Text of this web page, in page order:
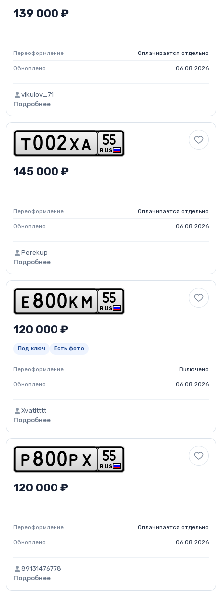
139 000 ₽
Переоформление Оплачивается отдельно
Обновлено 06.08.2026
vikulov_71
Подробнее
t 0 0 2 x a RUS
55
145 000 ₽
Переоформление Оплачивается отдельно
Обновлено 06.08.2026
Perekup
Подробнее
e 8 0 0 k m RUS
55
120 000 ₽
Под ключ Есть фото
Переоформление Включено
Обновлено 06.08.2026
Xvatitttt
Подробнее
p 8 0 0 p x RUS
55
120 000 ₽
Переоформление Оплачивается отдельно
Обновлено 06.08.2026
89131476778
Подробнее